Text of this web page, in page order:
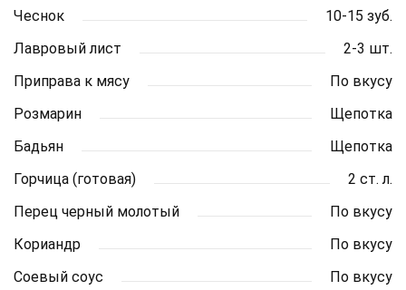
Чеснок
10-15 зуб.
Лавровый лист
2-3 шт.
Приправа к мясу
По вкусу
Розмарин
Щепотка
Бадьян
Щепотка
Горчица (готовая)
2 ст. л.
Перец черный молотый
По вкусу
Кориандр
По вкусу
Соевый соус
По вкусу